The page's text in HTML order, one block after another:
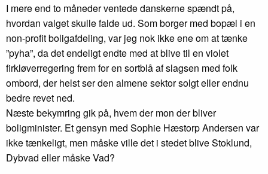
I mere end to måneder ventede danskerne spændt på,
hvordan valget skulle falde ud. Som borger med bopæl i en
non-profit boligafdeling, var jeg nok ikke ene om at tænke
”pyha”, da det endeligt endte med at blive til en violet
firkløverregering frem for en sortblå af slagsen med folk
ombord, der helst ser den almene sektor solgt eller endnu
bedre revet ned.
Næste bekymring gik på, hvem der mon der bliver
boligminister. Et gensyn med Sophie Hæstorp Andersen var
ikke tænkeligt, men måske ville det i stedet blive Stoklund,
Dybvad eller måske Vad?